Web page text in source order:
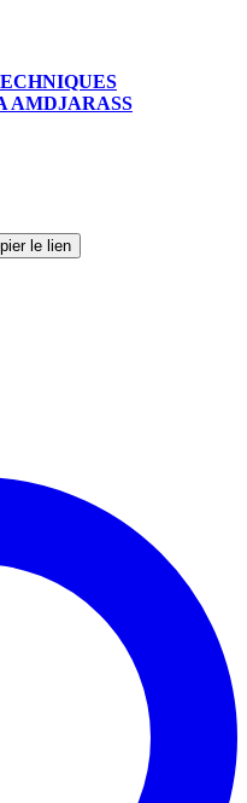
AMDJARASS
le lien